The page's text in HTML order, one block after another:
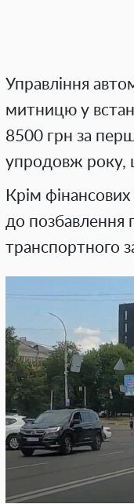
Управління
митницю у
8500 грн за
упродовж року,
Крім
до позбавлення
транспортного